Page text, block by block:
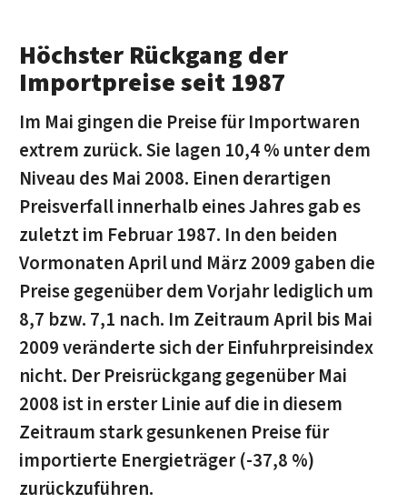
Höchster Rückgang der
Importpreise seit 1987
Im Mai gingen die Preise für Importwaren
extrem zurück. Sie lagen 10,4 % unter dem
Niveau des Mai 2008. Einen derartigen
Preisverfall innerhalb eines Jahres gab es
zuletzt im Februar 1987. In den beiden
Vormonaten April und März 2009 gaben die
Preise gegenüber dem Vorjahr lediglich um
8,7 bzw. 7,1 nach. Im Zeitraum April bis Mai
2009 veränderte sich der Einfuhrpreisindex
nicht. Der Preisrückgang gegenüber Mai
2008 ist in erster Linie auf die in diesem
Zeitraum stark gesunkenen Preise für
importierte Energieträger (-37,8 %)
zurückzuführen.